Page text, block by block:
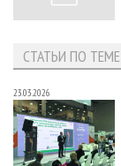
СТАТЬИ ПО ТЕМЕ
23.03.2026